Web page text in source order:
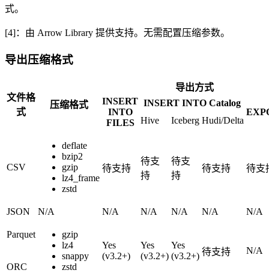
式。
[4]：由 Arrow Library 提供支持。无需配置压缩参数。
导出压缩格式
文件格
式
压缩格式
导出方式
INSERT
INTO
FILES
INSERT INTO Catalog
Hive
Iceberg Hudi/Delta
CSV
deflate
bzip2
gzip
lz4_frame
zstd
待支持
待支
持
待支
持
待支持 待支
JSON N/A N/A N/A N/A N/A N/A
Parquet
gzip
lz4
snappy
zstd
Yes
(v3.2+)
Yes
(v3.2+)
Yes
(v3.2+) 待支持
N/A
ORC